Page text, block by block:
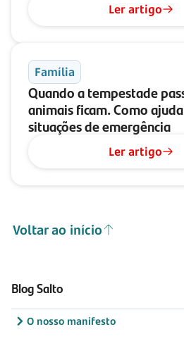
Ler artigo
Família
Quando a tempestade
animais ficam. Como
situações de emergência
Ler artigo
Voltar ao início
Blog Salto
O nosso manifesto